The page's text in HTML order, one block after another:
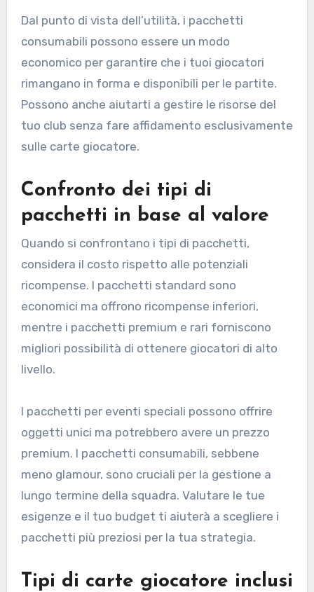
Dal punto di vista dell’utilità, i pacchetti
consumabili possono essere un modo
economico per garantire che i tuoi giocatori
rimangano in forma e disponibili per le partite.
Possono anche aiutarti a gestire le risorse del
tuo club senza fare affidamento esclusivamente
sulle carte giocatore.
Confronto dei tipi di
pacchetti in base al valore
Quando si confrontano i tipi di pacchetti,
considera il costo rispetto alle potenziali
ricompense. I pacchetti standard sono
economici ma offrono ricompense inferiori,
mentre i pacchetti premium e rari forniscono
migliori possibilità di ottenere giocatori di alto
livello.
I pacchetti per eventi speciali possono offrire
oggetti unici ma potrebbero avere un prezzo
premium. I pacchetti consumabili, sebbene
meno glamour, sono cruciali per la gestione a
lungo termine della squadra. Valutare le tue
esigenze e il tuo budget ti aiuterà a scegliere i
pacchetti più preziosi per la tua strategia.
Tipi di carte giocatore inclusi